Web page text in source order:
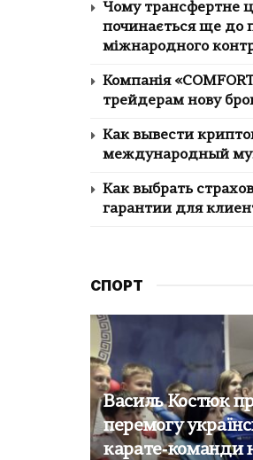
Чому трансфертне
починається ще до
міжнародного
Компанія
трейдерам нову
Как вывести
международный
Как выбрать
гарантии для
СПОРТ
Василь Костюк
перемогу
карате‑команди